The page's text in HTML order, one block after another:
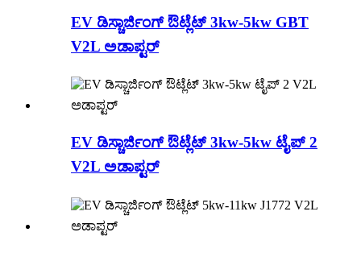
EV ಡಿಸ್ಚಾರ್ಜಿಂಗ್ ಔಟ್ಲೆಟ್ 3kw-5kw GBT
V2L ಅಡಾಪ್ಟರ್
EV ಡಿಸ್ಚಾರ್ಜಿಂಗ್ ಔಟ್ಲೆಟ್ 3kw-5kw ಟೈಪ್ 2
V2L ಅಡಾಪ್ಟರ್